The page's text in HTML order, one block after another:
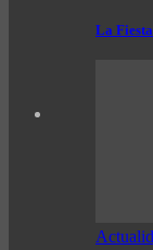
La